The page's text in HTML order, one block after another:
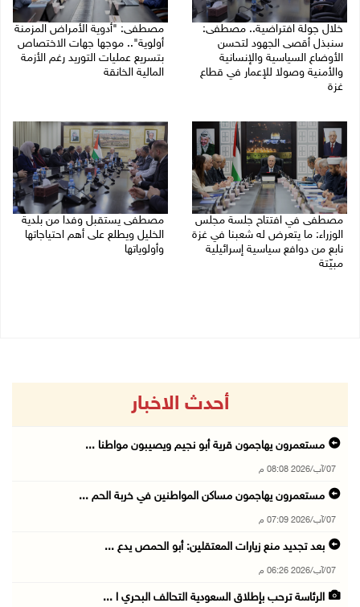
خلال جولة افتراضية.. مصطفى:
سنبذل أقصى الجهود لتحسن
الأوضاع السياسية والإنسانية
والأمنية وصولا للإعمار في قطاع
غزة
مصطفى: "أدوية الأمراض المزمنة
أولوية".. موجها جهات الاختصاص
بتسريع عمليات التوريد رغم الأزمة
المالية الخانقة
مصطفى في افتتاح جلسة مجلس
الوزراء: ما يتعرض له شعبنا في غزة
نابع من دوافع سياسية إسرائيلية
مبيّتة
مصطفى يستقبل وفدا من بلدية
الخليل ويطلع على أهم احتياجاتها
وأولوياتها
أحدث الاخبار
مستعمرون يهاجمون قرية أبو نجيم ويصيبون مواطنا ...
07/آب/2026 08:08 م
مستعمرون يهاجمون مساكن المواطنين في خربة الحم ...
07/آب/2026 07:09 م
بعد تجديد منع زيارات المعتقلين: أبو الحمص يدع ...
07/آب/2026 06:26 م
الرئاسة ترحب بإطلاق السعودية التحالف البحري ا ...